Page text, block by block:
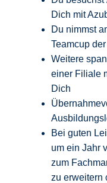
Dich mit
Du nimmst
Teamcup
Weitere
einer Filiale
Dich
Bei guten
um ein Jahr
zum
zu erweitern